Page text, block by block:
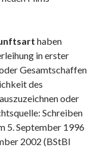
haben
in erster
Gesamtschaffen
des
oder
Schreiben
5. September 1996
2002 (BStBl